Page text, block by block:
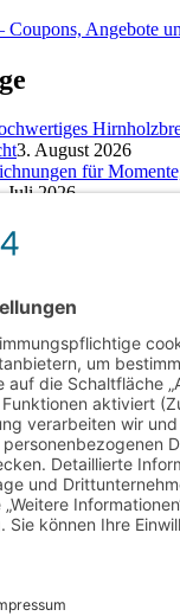
Coupons, Angebote
3. August 2026
für
Juli 2026
cbd online kaufen
Kamin Kinder Konto Kredit
Rückgabe Selbst machen
Sparfuchs Sparkonto